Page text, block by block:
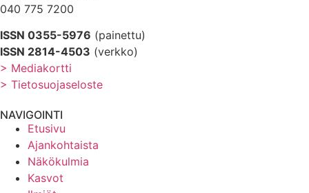
040 775 7200
ISSN 0355-5976 (painettu)
ISSN 2814-4503 (verkko)
> Mediakortti
> Tietosuojaseloste
NAVIGOINTI
Etusivu
Ajankohtaista
Näkökulmia
Kasvot